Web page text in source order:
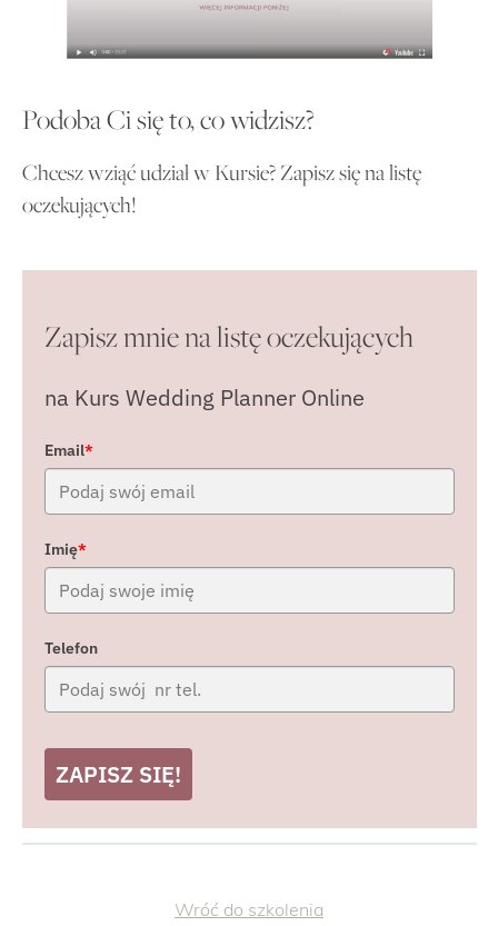
Podoba Ci się to, co widzisz?
Chcesz wziąć udział w Kursie? Zapisz się na listę
oczekujących!
Zapisz mnie na listę oczekujących
na Kurs Wedding Planner Online
Email*
Imię*
Telefon
ZAPISZ SIĘ!
Wróć do szkolenia